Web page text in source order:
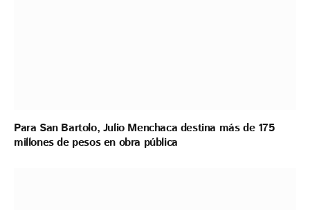
Para San Bartolo, Julio Menchaca destina más de 175
millones de pesos en obra pública